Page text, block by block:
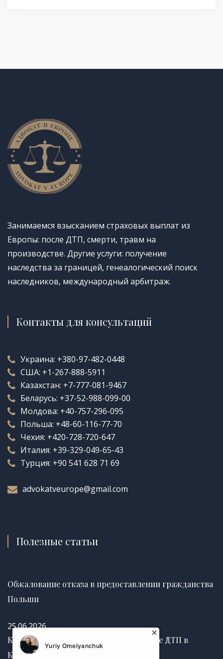
Занимаемся взысканием страховых выплат из
Европы: после ДТП, смерти, травм на
производстве. Другие услуги: получение
наследства за границей, генеалогический поиск
наследников, международный арбитраж.
Контакты для консультаций
Украина: +380-97-482-0448
США: +1-267-888-5911
Казахстан: +7-777-081-9467
Беларусь: +37-52-988-099-00
Молдова: +40-757-296-095
Польша: +48-60-116-77-70
Чехия: +420-728-720-647
Италия: +39-329-049-65-43
Турция: +90 541 628 71 69
advokatveurope@gmail.com
Полезные статьи
Обжалование отказа в предоставлении гражданства
Польши
25.06.2026
Как получить страховую выплату после ДТП в
Канаде без задержек